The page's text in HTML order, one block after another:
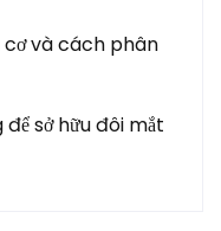
cơ và cách phân
sở hữu đôi mắt